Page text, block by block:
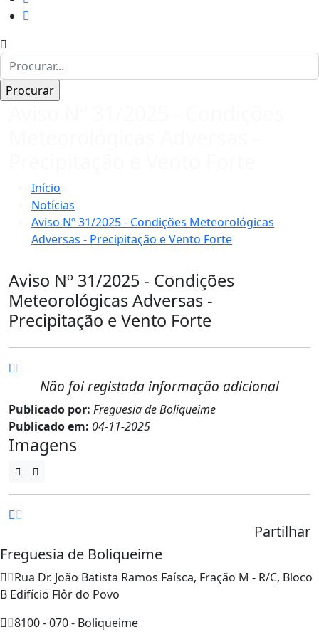
Início
Notícias
Aviso Nº 31/2025 - Condições Meteorológicas
Adversas - Precipitação e Vento Forte
Aviso Nº 31/2025 - Condições
Meteorológicas Adversas -
Precipitação e Vento Forte
Não foi registada informação adicional
Publicado por: Freguesia de Boliqueime
Publicado em: 04-11-2025
Imagens
Partilhar
Freguesia de Boliqueime
Rua Dr. João Batista Ramos Faísca, Fração M - R/C, Bloco
B Edifício Flôr do Povo
8100 - 070 - Boliqueime